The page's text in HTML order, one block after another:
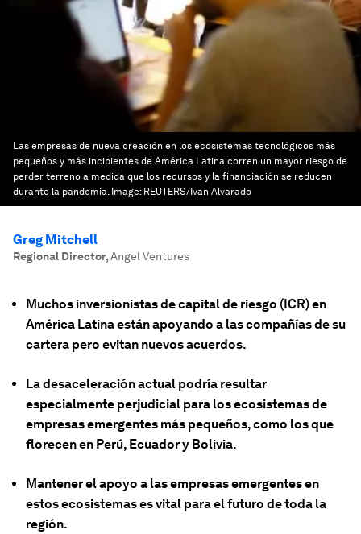
Las empresas de nueva creación en los ecosistemas tecnológicos más
pequeños y más incipientes de América Latina corren un mayor riesgo de
perder terreno a medida que los recursos y la financiación se reducen
durante la pandemia. Image: REUTERS/Ivan Alvarado
Greg Mitchell
Regional Director,Angel Ventures
Muchos inversionistas de capital de riesgo (ICR) en
América Latina están apoyando a las compañías de su
cartera pero evitan nuevos acuerdos.
La desaceleración actual podría resultar
especialmente perjudicial para los ecosistemas de
empresas emergentes más pequeños, como los que
florecen en Perú, Ecuador y Bolivia.
Mantener el apoyo a las empresas emergentes en
estos ecosistemas es vital para el futuro de toda la
región.